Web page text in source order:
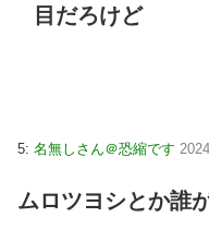
目だろけど
5: 名無しさん＠恐縮です
ムロツヨシとか誰